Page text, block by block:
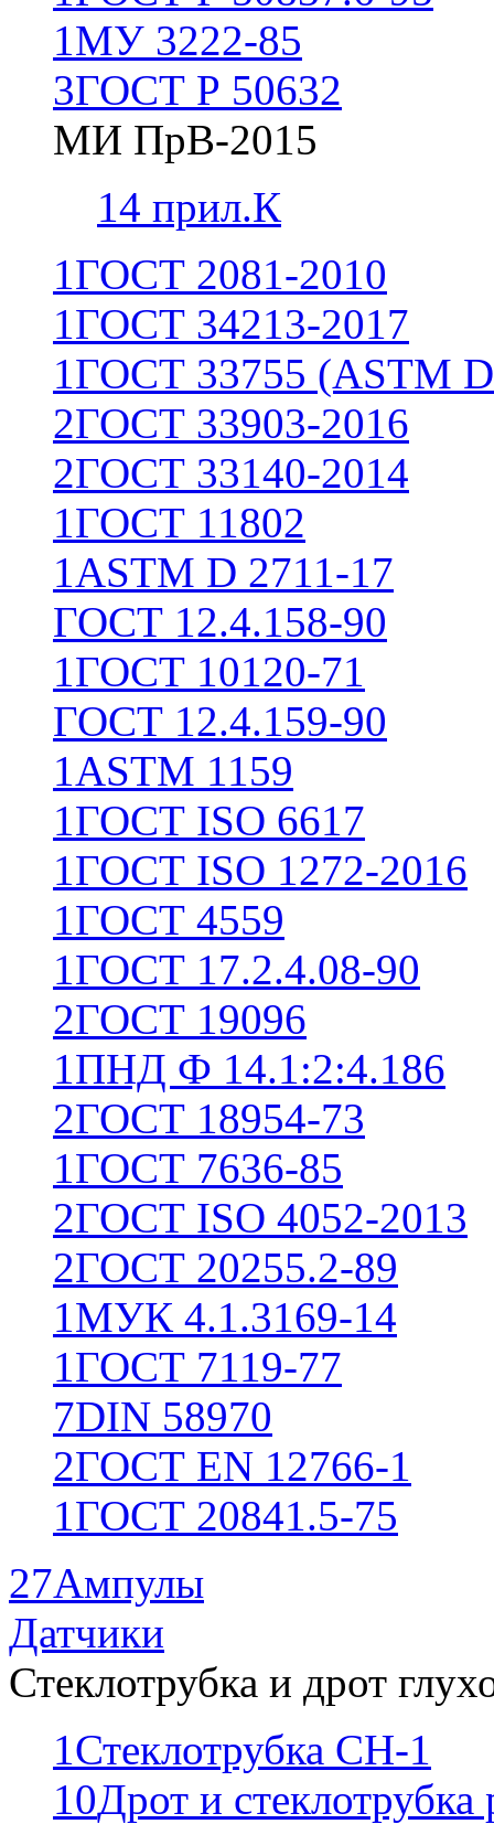
1МУ 3222-85
3ГОСТ Р 50632
МИ ПрВ-2015
14 прил.К
1ГОСТ 2081-2010
1ГОСТ 34213-2017
1ГОСТ 33755 (ASTM
2ГОСТ 33903-2016
2ГОСТ 33140-2014
1ГОСТ 11802
1ASTM D 2711-17
ГОСТ 12.4.158-90
1ГОСТ 10120-71
ГОСТ 12.4.159-90
1ASTM 1159
1ГОСТ ISO 6617
1ГОСТ ISO 1272-2016
1ГОСТ 4559
1ГОСТ 17.2.4.08-90
2ГОСТ 19096
1ПНД Ф 14.1:2:4.186
2ГОСТ 18954-73
1ГОСТ 7636-85
2ГОСТ ISO 4052-2013
2ГОСТ 20255.2-89
1МУК 4.1.3169-14
1ГОСТ 7119-77
7DIN 58970
2ГОСТ EN 12766-1
1ГОСТ 20841.5-75
27Ампулы
Датчики
Стеклотрубка и дрот
1Стеклотрубка СН-1
10Дрот и